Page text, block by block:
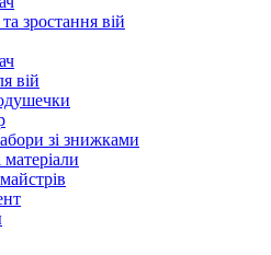
зростання вій
вій
зі знижками